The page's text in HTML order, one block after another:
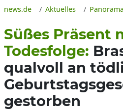
news.de Aktuelles Panorama
Süßes Präsent
Todesfolge:
qualvoll an
gestorben